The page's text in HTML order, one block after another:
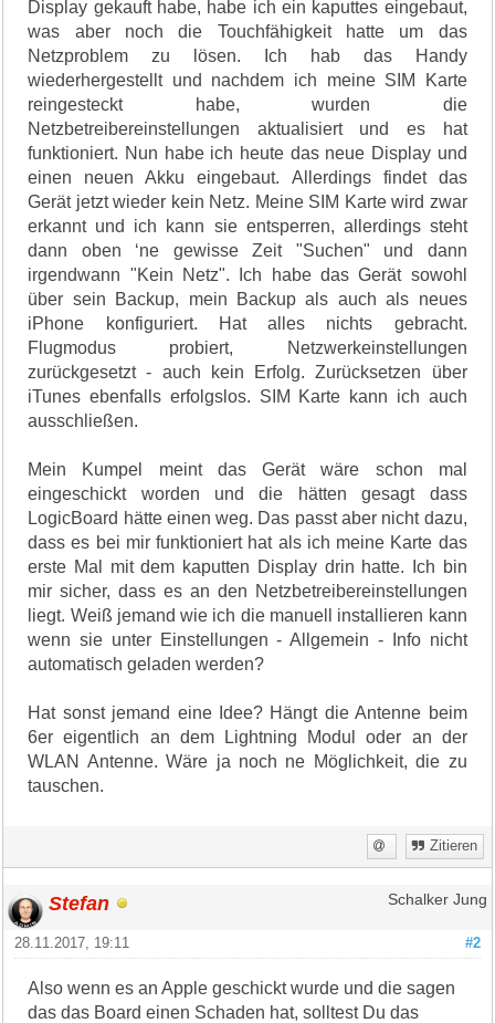
Display gekauft habe, habe ich ein kaputtes eingebaut,
was aber noch die Touchfähigkeit hatte um das
Netzproblem zu lösen. Ich hab das Handy
wiederhergestellt und nachdem ich meine SIM Karte
reingesteckt habe, wurden die
Netzbetreibereinstellungen aktualisiert und es hat
funktioniert. Nun habe ich heute das neue Display und
einen neuen Akku eingebaut. Allerdings findet das
Gerät jetzt wieder kein Netz. Meine SIM Karte wird zwar
erkannt und ich kann sie entsperren, allerdings steht
dann oben ‘ne gewisse Zeit "Suchen" und dann
irgendwann "Kein Netz". Ich habe das Gerät sowohl
über sein Backup, mein Backup als auch als neues
iPhone konfiguriert. Hat alles nichts gebracht.
Flugmodus probiert, Netzwerkeinstellungen
zurückgesetzt - auch kein Erfolg. Zurücksetzen über
iTunes ebenfalls erfolgslos. SIM Karte kann ich auch
ausschließen.
Mein Kumpel meint das Gerät wäre schon mal
eingeschickt worden und die hätten gesagt dass
LogicBoard hätte einen weg. Das passt aber nicht dazu,
dass es bei mir funktioniert hat als ich meine Karte das
erste Mal mit dem kaputten Display drin hatte. Ich bin
mir sicher, dass es an den Netzbetreibereinstellungen
liegt. Weiß jemand wie ich die manuell installieren kann
wenn sie unter Einstellungen - Allgemein - Info nicht
automatisch geladen werden?
Hat sonst jemand eine Idee? Hängt die Antenne beim
6er eigentlich an dem Lightning Modul oder an der
WLAN Antenne. Wäre ja noch ne Möglichkeit, die zu
tauschen.
Zitieren
Stefan Schalker Jung
#2
28.11.2017, 19:11
Also wenn es an Apple geschickt wurde und die sagen
das das Board einen Schaden hat, solltest Du das